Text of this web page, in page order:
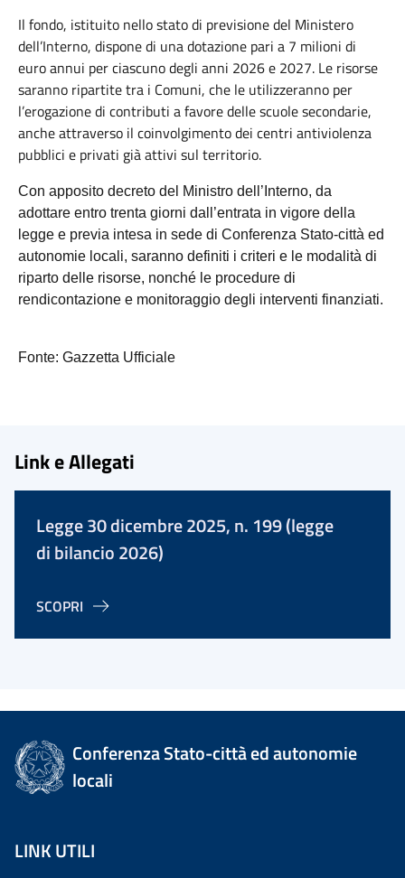
Il fondo, istituito nello stato di previsione del Ministero
dell’Interno, dispone di una dotazione pari a 7 milioni di
euro annui per ciascuno degli anni 2026 e 2027. Le risorse
saranno ripartite tra i Comuni, che le utilizzeranno per
l’erogazione di contributi a favore delle scuole secondarie,
anche attraverso il coinvolgimento dei centri antiviolenza
pubblici e privati già attivi sul territorio.
Con apposito decreto del Ministro dell’Interno, da
adottare entro trenta giorni dall’entrata in vigore della
legge e previa intesa in sede di Conferenza Stato-città ed
autonomie locali, saranno definiti i criteri e le modalità di
riparto delle risorse, nonché le procedure di
rendicontazione e monitoraggio degli interventi finanziati.
Fonte: Gazzetta Ufficiale
Link e Allegati
Legge 30 dicembre 2025, n. 199 (legge
di bilancio 2026)
SCOPRI
Conferenza Stato-città ed autonomie
locali
LINK UTILI